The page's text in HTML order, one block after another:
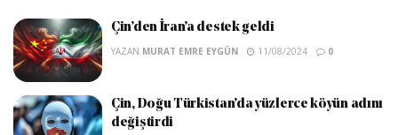
Çin’den İran’a destek geldi
YAZAN MURAT EMRE EYGÜN 11/08/2024 0
Çin, Doğu Türkistan’da yüzlerce köyün adını
değiştirdi